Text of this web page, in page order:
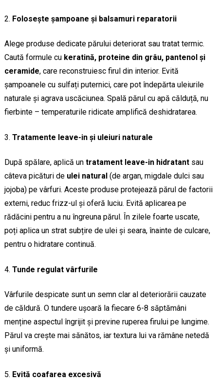
Folosește șampoane și balsamuri reparatorii
Alege produse dedicate părului deteriorat sau tratat termic.
Caută formule cu keratină, proteine din grâu, pantenol și
ceramide, care reconstruiesc firul din interior. Evită
șampoanele cu sulfați puternici, care pot îndepărta uleiurile
naturale și agrava uscăciunea. Spală părul cu apă călduță, nu
fierbinte – temperaturile ridicate amplifică deshidratarea.
Tratamente leave-in și uleiuri naturale
După spălare, aplică un tratament leave-in hidratantsau
câteva picături de ulei natural (de argan, migdale dulci sau
jojoba) pe vârfuri. Aceste produse protejează părul de factorii
externi, reduc frizz-ul și oferă luciu. Evită aplicarea pe
rădăcini pentru a nu îngreuna părul. În zilele foarte uscate,
poți aplica un strat subțire de ulei și seara, înainte de culcare,
pentru o hidratare continuă.
Tunde regulat vârfurile
Vârfurile despicate sunt un semn clar al deteriorării cauzate
de căldură. O tundere ușoară la fiecare 6-8 săptămâni
menține aspectul îngrijit și previne ruperea firului pe lungime.
Părul va crește mai sănătos, iar textura lui va rămâne netedă
și uniformă.
Evită coafarea excesivă